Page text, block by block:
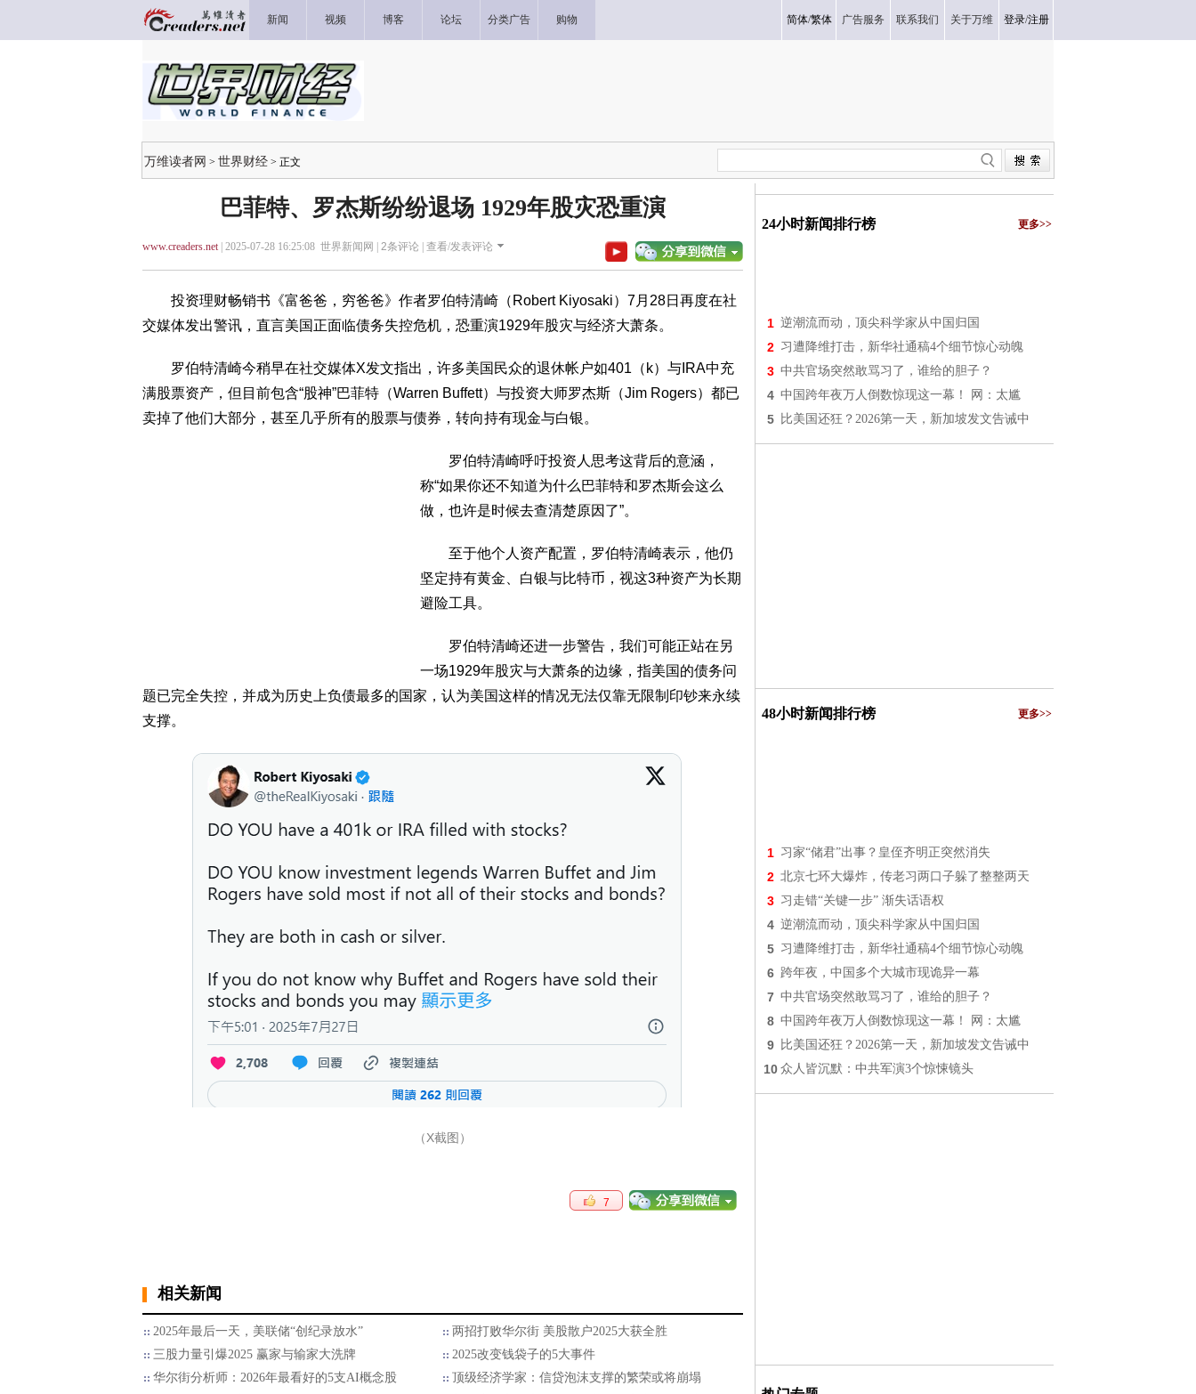
新闻 视频 博客 论坛 分类广告 购物 简体/繁体 广告服务 联系我们 关于万维 登录/注册
万维读者网 > 世界财经 > 正文
巴菲特、罗杰斯纷纷退场 1929年股灾恐重演
www.creaders.net| 2025-07-28 16:25:08 世界新闻网 | 2条评论 | 查看/发表评论
投资理财畅销书《富爸爸，穷爸爸》作者罗伯特清崎（Robert Kiyosaki）7月28日再度在社
交媒体发出警讯，直言美国正面临债务失控危机，恐重演1929年股灾与经济大萧条。
罗伯特清崎今稍早在社交媒体X发文指出，许多美国民众的退休帐户如401（k）与IRA中充
满股票资产，但目前包含“股神”巴菲特（Warren Buffett）与投资大师罗杰斯（Jim Rogers）都已
卖掉了他们大部分，甚至几乎所有的股票与债券，转向持有现金与白银。
罗伯特清崎呼吁投资人思考这背后的意涵，
称“如果你还不知道为什么巴菲特和罗杰斯会这么
做，也许是时候去查清楚原因了”。
至于他个人资产配置，罗伯特清崎表示，他仍
坚定持有黄金、白银与比特币，视这3种资产为长期
避险工具。
罗伯特清崎还进一步警告，我们可能正站在另
一场1929年股灾与大萧条的边缘，指美国的债务问
题已完全失控，并成为历史上负债最多的国家，认为美国这样的情况无法仅靠无限制印钞来永续
支撑。
（X截图）
7
相关新闻
2025年最后一天，美联储“创纪录放水”
两招打败华尔街 美股散户2025大获全胜
三股力量引爆2025 赢家与输家大洗牌
2025改变钱袋子的5大事件
华尔街分析师：2026年最看好的5支AI概念股
顶级经济学家：信贷泡沫支撑的繁荣或将崩塌
24小时新闻排行榜 更多>>
1 逆潮流而动，顶尖科学家从中国归国
2 习遭降维打击，新华社通稿4个细节惊心动魄
3 中共官场突然敢骂习了，谁给的胆子？
4 中国跨年夜万人倒数惊现这一幕！ 网：太尴
5 比美国还狂？2026第一天，新加坡发文告诫中
48小时新闻排行榜 更多>>
1 习家“储君”出事？皇侄齐明正突然消失
2 北京七环大爆炸，传老习两口子躲了整整两天
3 习走错“关键一步” 渐失话语权
4 逆潮流而动，顶尖科学家从中国归国
5 习遭降维打击，新华社通稿4个细节惊心动魄
6 跨年夜，中国多个大城市现诡异一幕
7 中共官场突然敢骂习了，谁给的胆子？
8 中国跨年夜万人倒数惊现这一幕！ 网：太尴
9 比美国还狂？2026第一天，新加坡发文告诫中
10 众人皆沉默：中共军演3个惊悚镜头